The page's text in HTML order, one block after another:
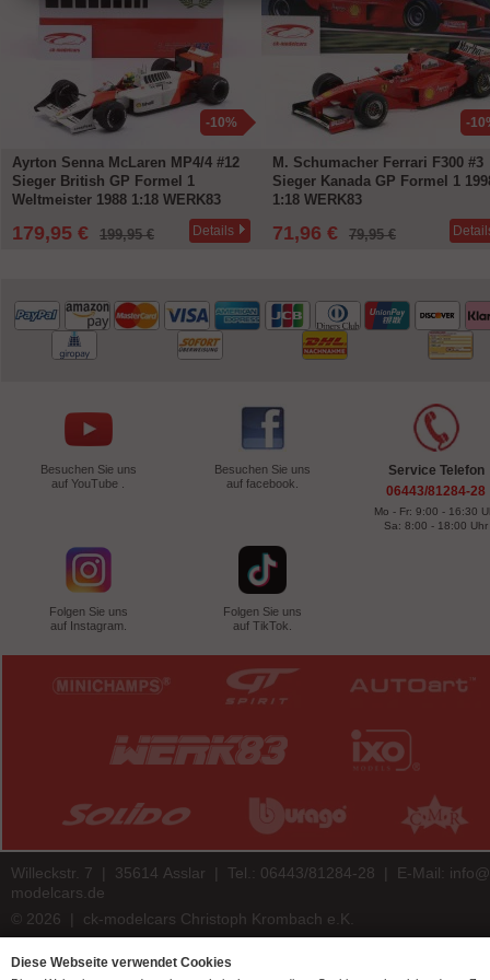
-10%
Ayrton Senna McLaren MP4/4 #12
Sieger British GP Formel 1
Weltmeister 1988 1:18 WERK83
179,95 € 199,95 € Details
-
M. Schumacher Ferrari F300 #3
Sieger Kanada GP Formel 1
1:18 WERK83
71,96 € 79,95 €
Besuchen Sie uns
auf YouTube .
Besuchen Sie uns
auf facebook.
Folgen Sie uns
auf Instagram.
Folgen Sie uns
auf TikTok.
Service Telefon
06443/81284-28
Mo - Fr: 9:00 - 16:30
Sa: 8:00 - 18:00 Uhr
Willeckstr. 7 | 35614 Asslar | Tel.: 06443/81284-28 | E-Mail:
modelcars.de
© 2026 | ck-modelcars Christoph Krombach e.K.
Diese Webseite verwendet Cookies